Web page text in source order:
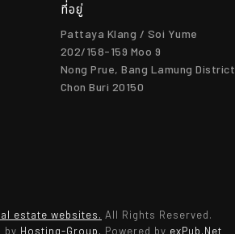
ที่อยู่
Pattaya Klang / Soi Yume
202/158-159 Moo 9
Nong Prue, Bang Lamung District
Chon Buri 20150
estate websites. All Rights Reserved.
by Hosting-Group. Powered by exPub.Net